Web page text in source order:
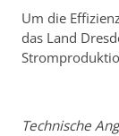
Um die
das Land
Technische